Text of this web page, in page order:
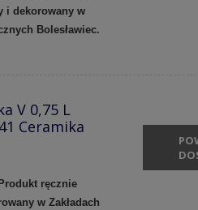
i dekorowany w
Bolesławiec.
V 0,75 L
Ceramika
ręcznie
w Zakładach